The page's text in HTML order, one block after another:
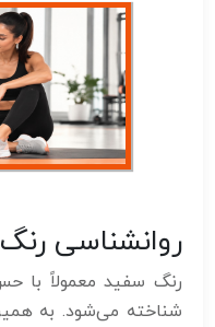
روانشناسی
رنگ سفید معمولاً با
شناخته می‌شود. به